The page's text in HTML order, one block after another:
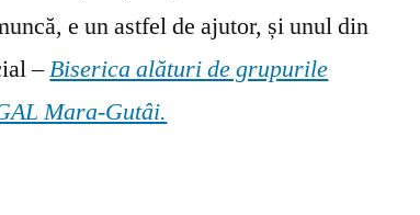
e un astfel de ajutor, și unul din
–Biserica alături de grupurile
Mara-Gutâi.